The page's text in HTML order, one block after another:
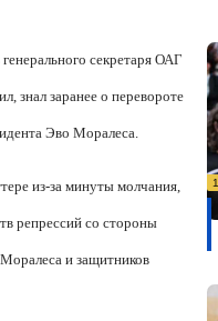
секретаря ОАГ
знал заранее о перевороте
Эво Моралеса.
из-за минуты молчания,
репрессий со стороны
и защитников